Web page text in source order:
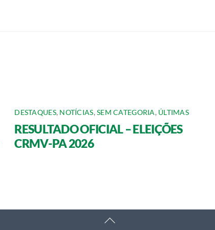
DESTAQUES, NOTÍCIAS,SEM CATEGORIA, ÚLTIMAS
RESULTADO OFICIAL – ELEIÇÕES
CRMV-PA 2026
Back